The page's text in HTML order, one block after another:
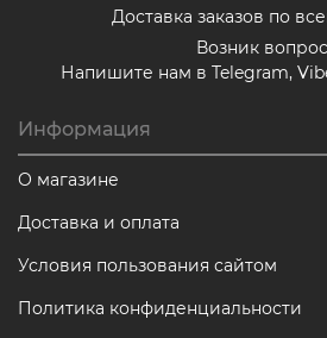
Доставка заказов по
Возник
Напишите нам в Telegram,
Информация
О магазине
Доставка и оплата
Условия пользования сайтом
Политика конфиденциальности